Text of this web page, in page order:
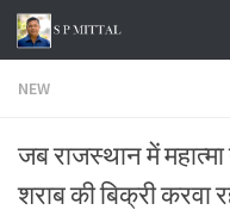
Skip to content
NEW
जब राजस्थान में
शराब की बिक्री करवा